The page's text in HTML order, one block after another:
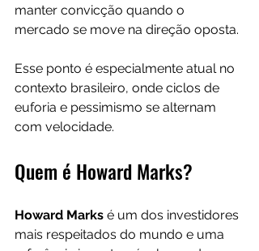
manter convicção quando o
mercado se move na direção oposta.
Esse ponto é especialmente atual no
contexto brasileiro, onde ciclos de
euforia e pessimismo se alternam
com velocidade.
Quem é Howard Marks?
Howard Marks é um dos investidores
mais respeitados do mundo e uma